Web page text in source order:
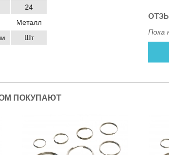
24
Металл
Шт
Пока
ПОКУПАЮТ